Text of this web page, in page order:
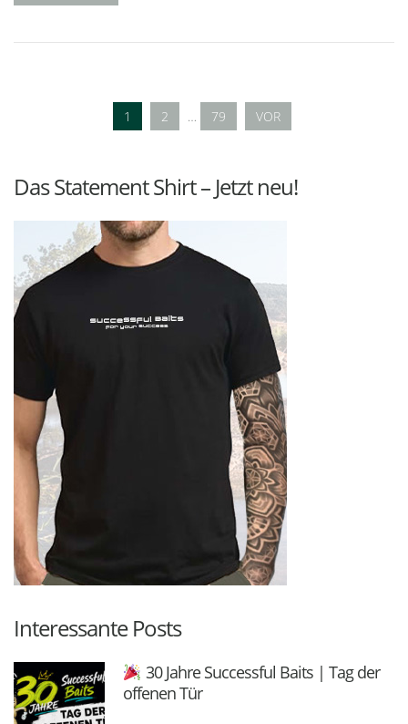
1 2 … 79 VOR
Das Statement Shirt – Jetzt neu!
Interessante Posts
30 Jahre Successful Baits | Tag der
offenen Tür